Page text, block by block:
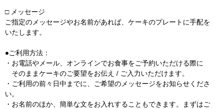
□ メッセージ
ご指定のメッセージやお名前があれば、ケーキのプレートに手配を
いたします。
●ご利用方法：
・お電話やメール、オンラインでお食事をご予約いただける際に
そのままケーキのご要望をお伝え / ご入力いただけます。
・ご利用の前々日中までに、ご希望のメッセージをお知らせくださ
い。
・お名前のほか、簡単な文をお入れすることもできます。まずはご